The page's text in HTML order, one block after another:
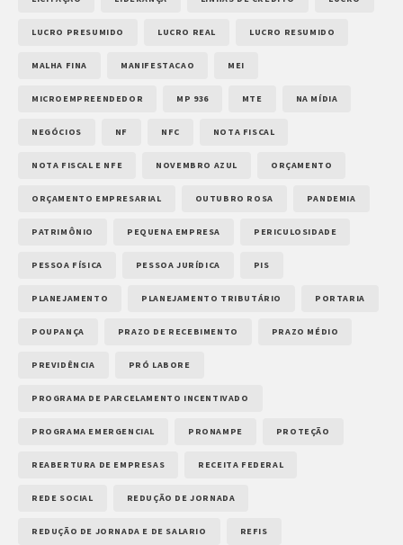
LUCRO PRESUMIDO LUCRO REAL LUCRO RESUMIDO
MALHA FINA MANIFESTACAO MEI
MICROEMPREENDEDOR MP 936 MTE NA MÍDIA
NEGÓCIOS NF NFC NOTA FISCAL
NOTA FISCAL E NFE NOVEMBRO AZUL ORÇAMENTO
ORÇAMENTO EMPRESARIAL OUTUBRO ROSA PANDEMIA
PATRIMÔNIO PEQUENA EMPRESA PERICULOSIDADE
PESSOA FÍSICA PESSOA JURÍDICA PIS
PLANEJAMENTO PLANEJAMENTO TRIBUTÁRIO PORTARIA
POUPANÇA PRAZO DE RECEBIMENTO PRAZO MÉDIO
PREVIDÊNCIA PRÓ LABORE
PROGRAMA DE PARCELAMENTO INCENTIVADO
PROGRAMA EMERGENCIAL PRONAMPE PROTEÇÃO
REABERTURA DE EMPRESAS RECEITA FEDERAL
REDE SOCIAL REDUÇÃO DE JORNADA
REDUÇÃO DE JORNADA E DE SALARIO REFIS